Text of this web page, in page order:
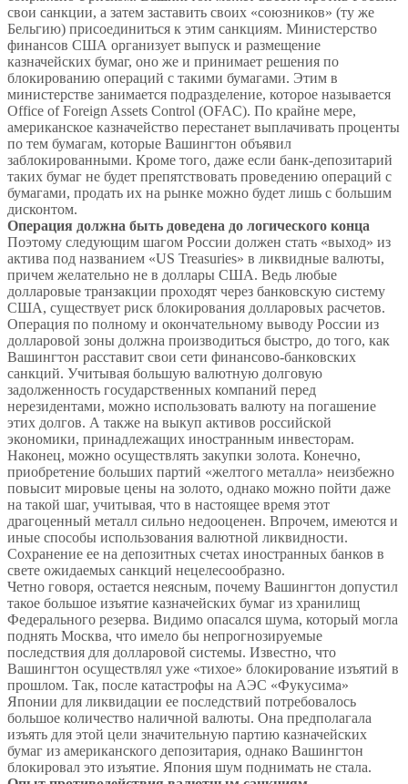
свои санкции, а затем заставить своих «союзников» (ту же
Бельгию) присоединиться к этим санкциям. Министерство
финансов США организует выпуск и размещение
казначейских бумаг, оно же и принимает решения по
блокированию операций с такими бумагами. Этим в
министерстве занимается подразделение, которое называется
Office of Foreign Assets Control (OFAC). По крайне мере,
американское казначейство перестанет выплачивать проценты
по тем бумагам, которые Вашингтон объявил
заблокированными. Кроме того, даже если банк-депозитарий
таких бумаг не будет препятствовать проведению операций с
бумагами, продать их на рынке можно будет лишь с большим
дисконтом.
Операция должна быть доведена до логического конца
Поэтому следующим шагом России должен стать «выход» из
актива под названием «US Treasuries» в ликвидные валюты,
причем желательно не в доллары США. Ведь любые
долларовые транзакции проходят через банковскую систему
США, существует риск блокирования долларовых расчетов.
Операция по полному и окончательному выводу России из
долларовой зоны должна производиться быстро, до того, как
Вашингтон расставит свои сети финансово-банковских
санкций. Учитывая большую валютную долговую
задолженность государственных компаний перед
нерезидентами, можно использовать валюту на погашение
этих долгов. А также на выкуп активов российской
экономики, принадлежащих иностранным инвесторам.
Наконец, можно осуществлять закупки золота. Конечно,
приобретение больших партий «желтого металла» неизбежно
повысит мировые цены на золото, однако можно пойти даже
на такой шаг, учитывая, что в настоящее время этот
драгоценный металл сильно недооценен. Впрочем, имеются и
иные способы использования валютной ликвидности.
Сохранение ее на депозитных счетах иностранных банков в
свете ожидаемых санкций нецелесообразно.
Четно говоря, остается неясным, почему Вашингтон допустил
такое большое изъятие казначейских бумаг из хранилищ
Федерального резерва. Видимо опасался шума, который могла
поднять Москва, что имело бы непрогнозируемые
последствия для долларовой системы. Известно, что
Вашингтон осуществлял уже «тихое» блокирование изъятий в
прошлом. Так, после катастрофы на АЭС «Фукусима»
Японии для ликвидации ее последствий потребовалось
большое количество наличной валюты. Она предполагала
изъять для этой цели значительную партию казначейских
бумаг из американского депозитария, однако Вашингтон
блокировал это изъятие. Япония шум поднимать не стала.